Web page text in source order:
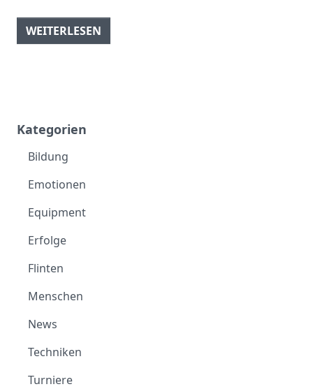
WEITERLESEN
Kategorien
Bildung
Emotionen
Equipment
Erfolge
Flinten
Menschen
News
Techniken
Turniere